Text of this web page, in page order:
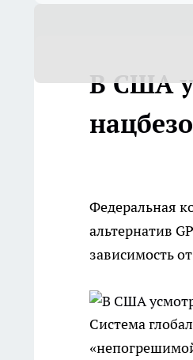
В США
Федеральная
альтернатив
зависимость
Система